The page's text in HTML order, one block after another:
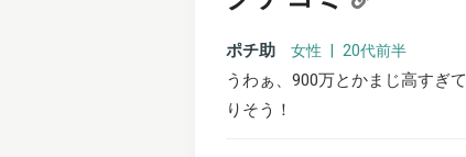
ポチ助 女性 | 20代前半
うわぁ、900万とかまじ高すぎ
りそう！